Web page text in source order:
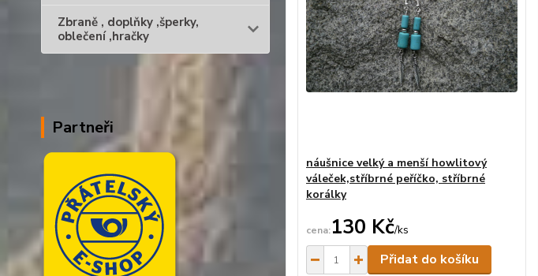
Zbraně , doplňky ,šperky,
oblečení ,hračky
Partneři
náušnice velký a menší howlitový
váleček,stříbrné peříčko, stříbrné
korálky
130 Kč/ks
Přidat do košíku